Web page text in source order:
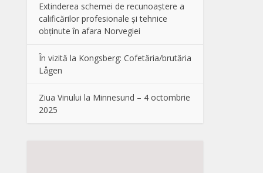
Extinderea schemei de recunoaștere a
calificărilor profesionale și tehnice
obținute în afara Norvegiei
În vizită la Kongsberg: Cofetăria/brutăria
Lågen
Ziua Vinului la Minnesund – 4 octombrie
2025